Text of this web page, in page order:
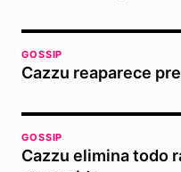
GOSSIP
Cazzu reaparece
GOSSIP
Cazzu elimina todo